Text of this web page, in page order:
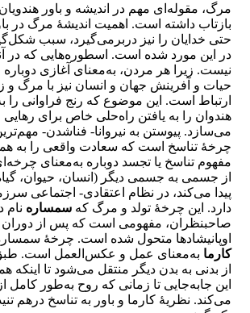
مرگ، مقوله‌ای مهم در انديشه و باور
بازتاب داشته است. اهميت انديشۀ مرگ در
حتی خدايان را نيز دربرمی‌گيرد، سبب
در اين مورد شده است. اسطوره‌هايی كه در
نيست. زيرا هر مردن، به‌معنای آغازی
حيات و آفرينش جهان و انسان نيز با مرگ
ارتباط است. اين موضوع كه رنج فراوانی را
هندوان را به يافتن راه‌حلی خاص برای رهايی
می‌سازد. پيوستن به نيروانا- فناشدن-
چرخۀ تناسخ است كه سعادت واقعی را به
مفهوم تناسخ يا تجسد دوباره به‌معنای
از جسمی به جسمی ديگر (انسان، حيوان،
پيدا می‌كند، در نظام اعتقادی- اجتماعی
دارد. اين چرخۀ تولد و مرگ كه سمساره نام
صاحبنظران، مفهومی است كه پس از دوران
اوپانيشادها متحول شده است. چرخۀ سمساره
كارما به‌معنای عمل و عكس‌العمل است. طبق
از بدنى به بدن ديگر منتقل می‌شود تا اينكه
اين جابه‌جايى تا زمانى كه روح به‌طور كامل
می‌كند. نظریۀ كارما و باور به تناسخ درهم